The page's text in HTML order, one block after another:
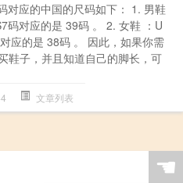
对应的中国的尺码如下： 1. 男鞋
码对应的是 39码 。 2. 女鞋 ：U
应的是 38码 。 因此，如果你需
鞋子，并且知道自己的脚长，可
文章列表
☚